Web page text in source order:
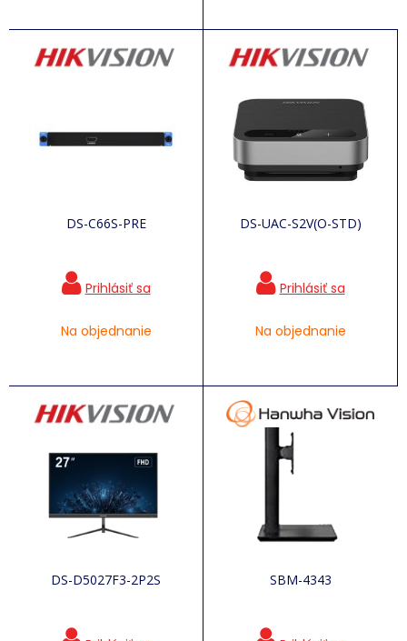
DS-C66S-PRE
Na objednanie
DS-UAC-S2V(O-STD)
Na objednanie
DS-D5027F3-2P2S SBM-4343